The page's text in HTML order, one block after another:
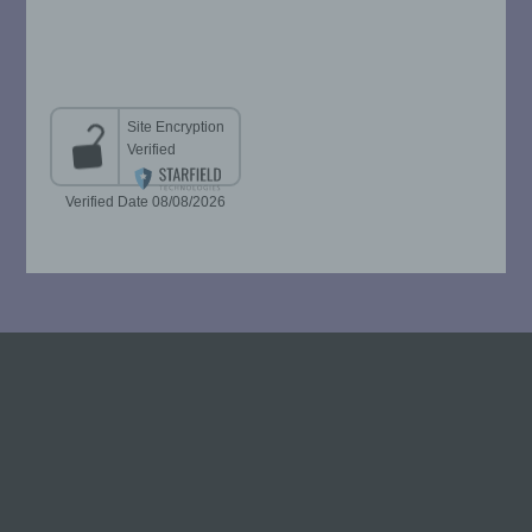
h) Auftragsverarbeiter
Auftragsverarbeiter ist eine natürliche oder